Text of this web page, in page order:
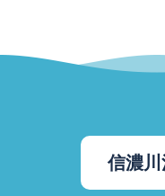
信濃